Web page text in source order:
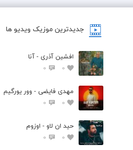
جدیدترین موزیک ویدیو ها
افشین آذری - آنا
0
0
مهدی فایضی - وور یورگیم
0
0
حید ان لاو - اوزوم
0
0